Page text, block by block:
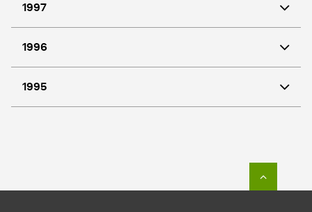
1997
1996
1995